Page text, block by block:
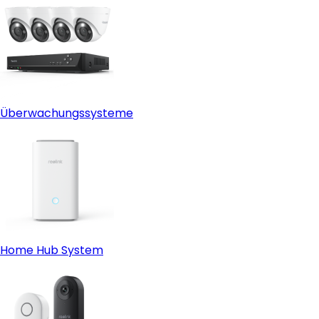
Überwachungssysteme
Home Hub System